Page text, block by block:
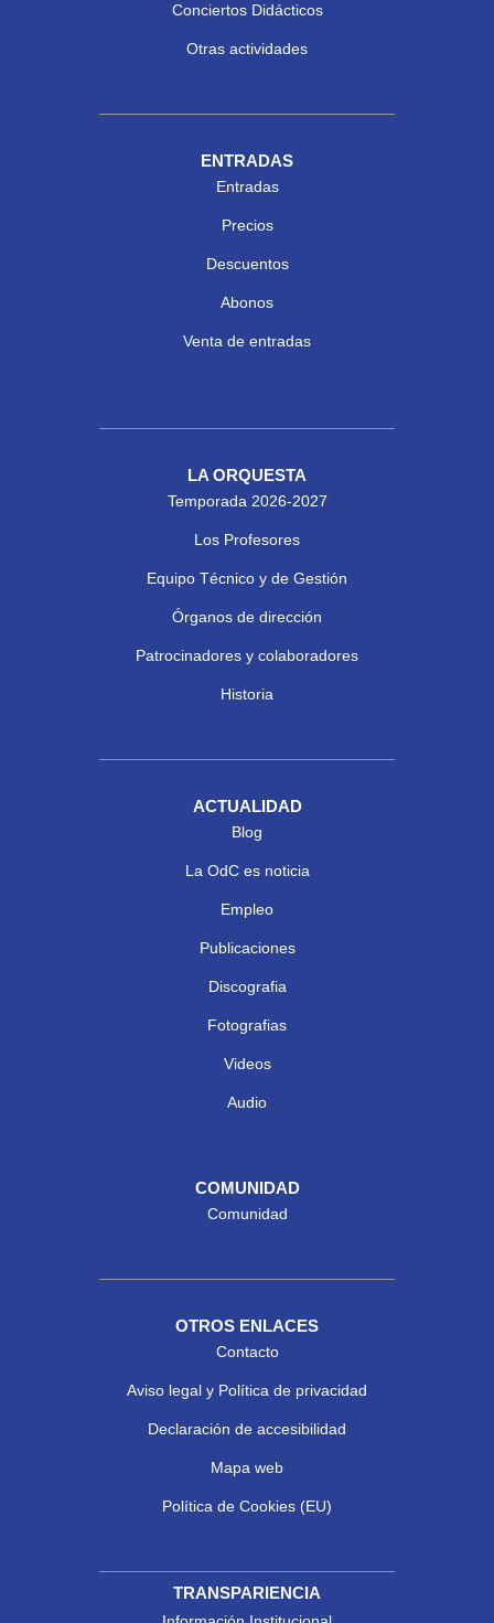
Conciertos Didácticos
Otras actividades
ENTRADAS
Entradas
Precios
Descuentos
Abonos
Venta de entradas
LA ORQUESTA
Temporada 2026-2027
Los Profesores
Equipo Técnico y de Gestión
Órganos de dirección
Patrocinadores y colaboradores
Historia
ACTUALIDAD
Blog
La OdC es noticia
Empleo
Publicaciones
Discografia
Fotografias
Videos
Audio
COMUNIDAD
Comunidad
OTROS ENLACES
Contacto
Aviso legal y Política de privacidad
Declaración de accesibilidad
Mapa web
Política de Cookies (EU)
TRANSPARIENCIA